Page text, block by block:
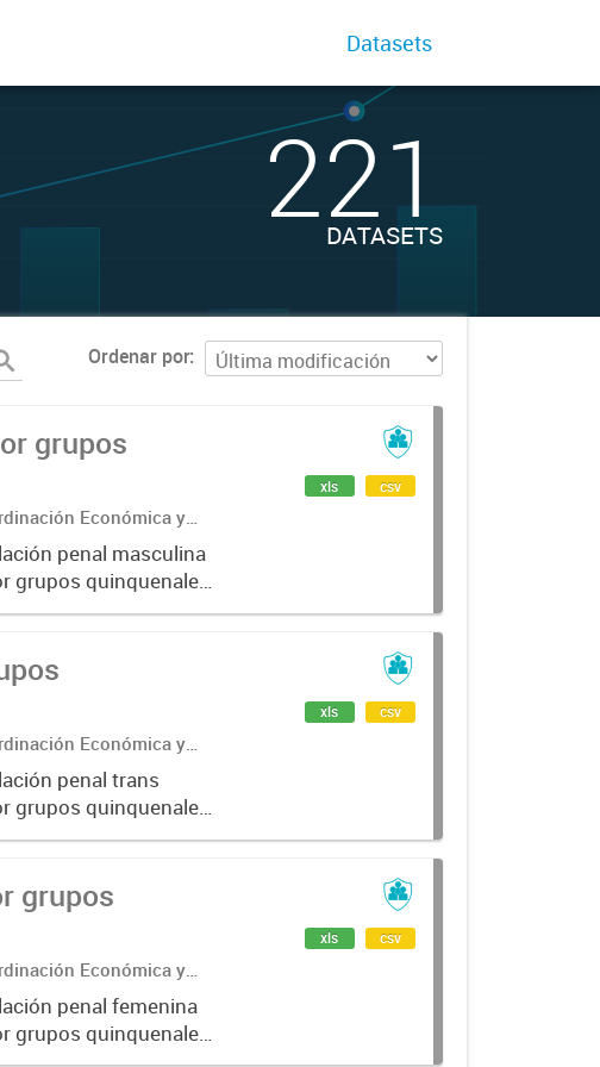
Datasets
221
DATASETS
Ordenar por
grupos
Económica y
penal masculina
grupos quinquenales
xls csv
Económica y
penal trans
grupos quinquenales
xls csv
grupos
Económica y
penal femenina
grupos quinquenales
xls csv